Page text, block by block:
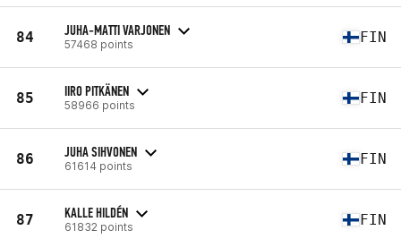
84 JUHA-MATTI VARJONEN
57468 points FIN
85 IIRO PITKÄNEN
58966 points FIN
86 JUHA SIHVONEN
61614 points FIN
87 KALLE HILDÉN
61832 points FIN